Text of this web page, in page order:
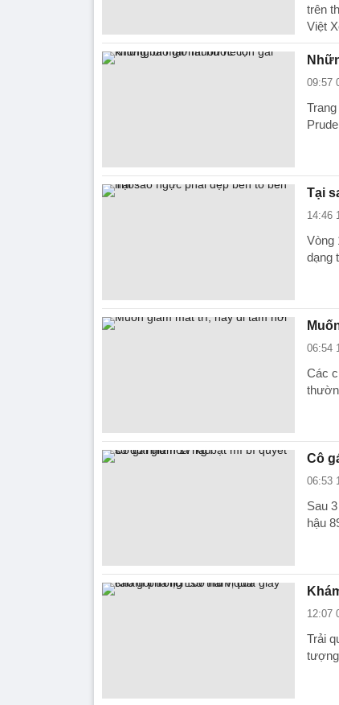
trên
Việt
09:57
Tại
14:46
Vòng
dạng
06:54
Các
Cô
06:53
Sau
hậu
12:07
Trải
tượng